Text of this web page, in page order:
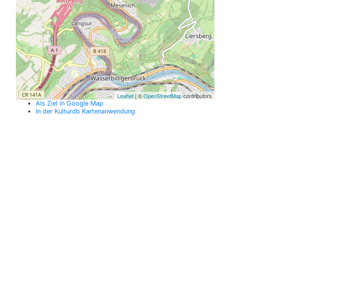
Leaflet | ©OpenStreetMapcontributors
Als Ziel in Google Map
In der Kulturdb Kartenanwendung